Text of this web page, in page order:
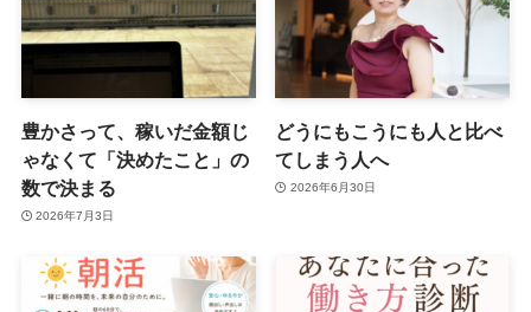
豊かさって、稼いだ金額じ
ゃなくて「決めたこと」の
数で決まる
2026年7月3日
どうにもこうにも人と比べ
てしまう人へ
2026年6月30日